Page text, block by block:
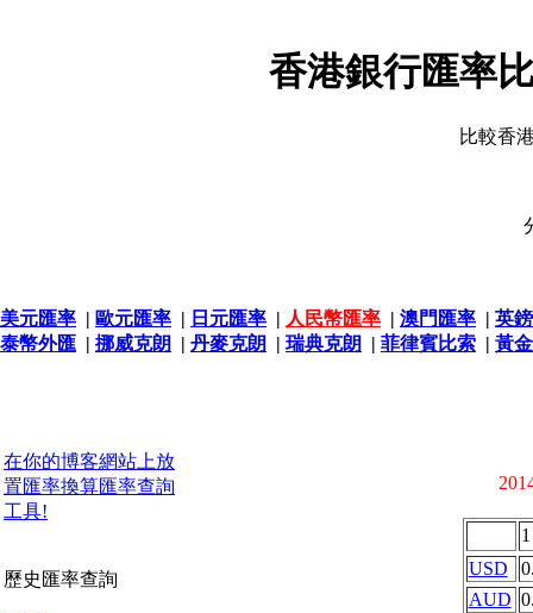
香港銀行匯率
比較香
美元匯率 | 歐元匯率 | 日元匯率 | 人民幣匯率 | 澳門匯率 | 英
泰幣外匯 | 挪威克朗 | 丹麥克朗 | 瑞典克朗 | 菲律賓比索 | 黃
在你的博客網站上放
置匯率換算匯率查詢
工具!
歷史匯率查詢
USD
AUD